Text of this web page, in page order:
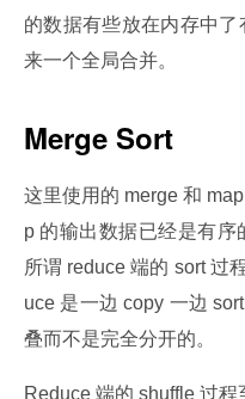
的数据有些放在内存中
来一个全局合并。
Merge Sort
这里使用的 merge 和
p 的输出数据已经是有序
所谓 reduce 端的 sort 过
uce 是一边 copy 一边
叠而不是完全分开的。
Reduce 端的 shuffle 过程